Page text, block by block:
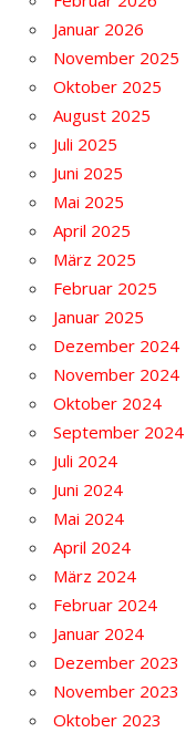
Januar 2026
November 2025
Oktober 2025
August 2025
Juli 2025
Juni 2025
Mai 2025
April 2025
März 2025
Februar 2025
Januar 2025
Dezember 2024
November 2024
Oktober 2024
September 2024
Juli 2024
Juni 2024
Mai 2024
April 2024
März 2024
Februar 2024
Januar 2024
Dezember 2023
November 2023
Oktober 2023